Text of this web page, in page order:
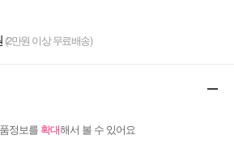
(2만원 이상 무료배송)
정보를 확대해서 볼 수 있어요